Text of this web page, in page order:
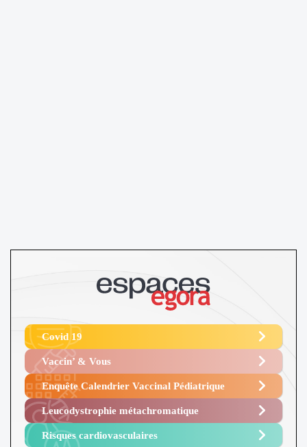
Covid 19
Vaccin’ & Vous
Enquête Calendrier Vaccinal Pédiatrique
Leucodystrophie métachromatique
Risques cardiovasculaires